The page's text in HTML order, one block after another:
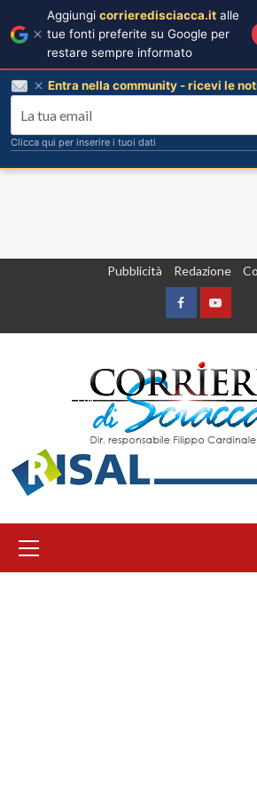
Pubblicità Redazione
Facebook
principale
Aggiungi corrieredisciacca.it alle
tue fonti preferite su Google per
restare sempre informato
Entra nella community - ricevi le
Clicca qui per inserire i tuoi dati